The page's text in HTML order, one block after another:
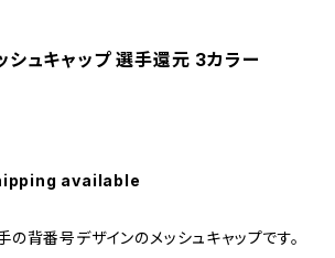
ュキャップ 選手還元 3カラー
available
背番号デザインのメッシュキャップです。